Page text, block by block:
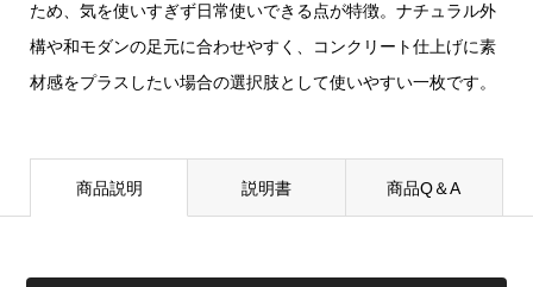
ため、気を使いすぎず日常使いできる点が特徴。ナチュラル外
構や和モダンの足元に合わせやすく、コンクリート仕上げに素
材感をプラスしたい場合の選択肢として使いやすい一枚です。
商品説明 説明書 商品Q＆A